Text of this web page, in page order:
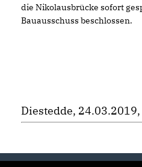
die Nikolausbrücke sofort
Bauausschuss beschlossen.
Diestedde,